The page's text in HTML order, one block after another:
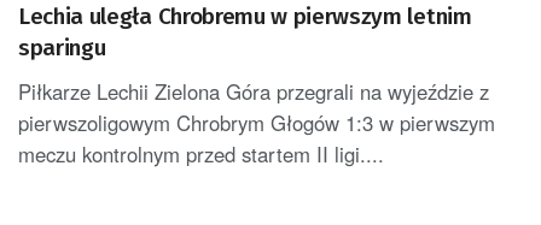
Lechia uległa Chrobremu w pierwszym letnim
sparingu
Piłkarze Lechii Zielona Góra przegrali na wyjeździe z
pierwszoligowym Chrobrym Głogów 1:3 w pierwszym
meczu kontrolnym przed startem II ligi....